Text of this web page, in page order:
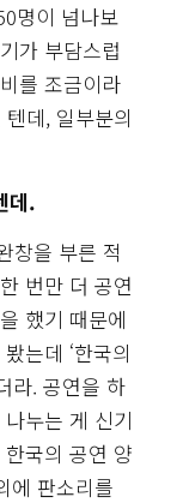
명이 넘나보
가 부담스럽
를 조금이라
데, 일부분의
데.
창을 부른 적
번만 더 공연
했기 때문에
는데 ‘한국의
라. 공연을 하
누는 게 신기
국의 공연 양
에 판소리를